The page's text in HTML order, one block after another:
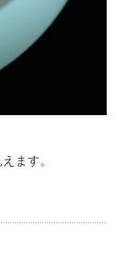
ます。